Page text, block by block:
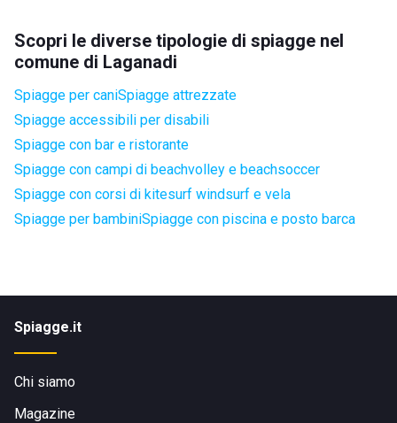
Scopri le diverse tipologie di spiagge nel
comune di Laganadi
Spiagge per caniSpiagge attrezzate
Spiagge accessibili per disabili
Spiagge con bar e ristorante
Spiagge con campi di beachvolley e beachsoccer
Spiagge con corsi di kitesurf windsurf e vela
Spiagge per bambiniSpiagge con piscina e posto barca
Spiagge.it
Chi siamo
Magazine